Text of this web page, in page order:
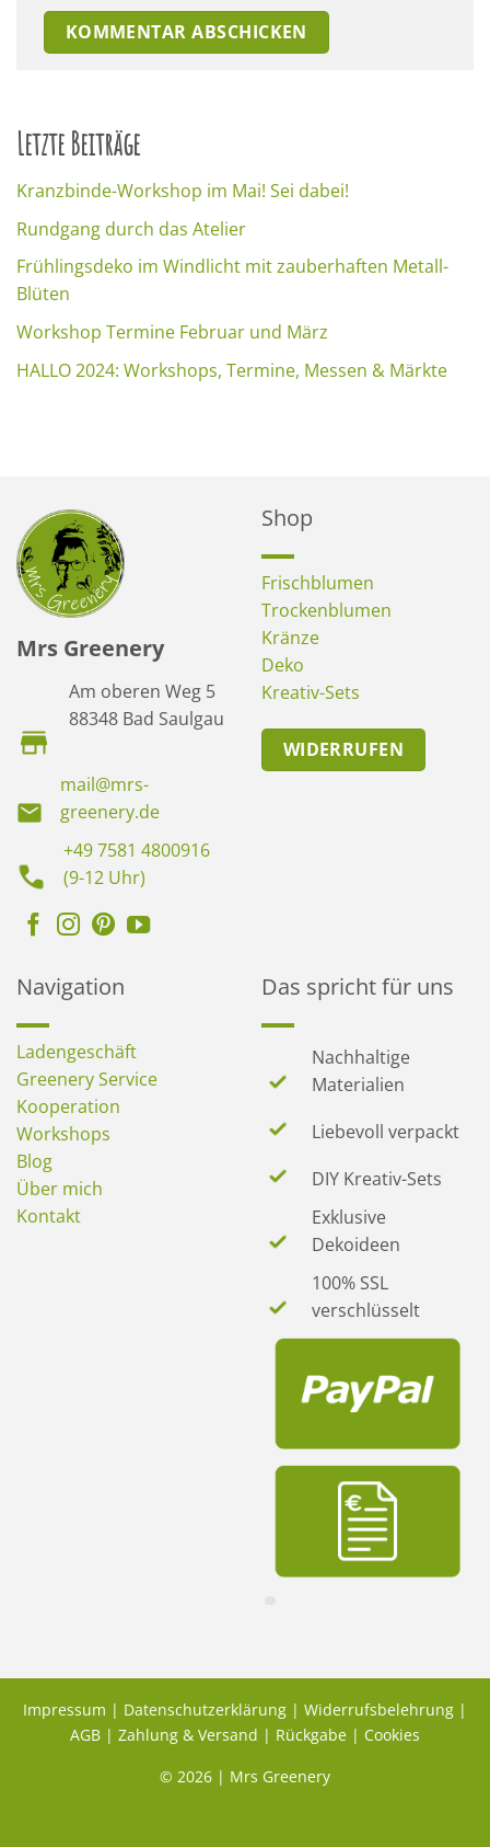
Letzte Beiträge
Kranzbinde-Workshop im Mai! Sei dabei!
Rundgang durch das Atelier
Frühlingsdeko im Windlicht mit zauberhaften Metall-
Blüten
Workshop Termine Februar und März
HALLO 2024: Workshops, Termine, Messen & Märkte
Mrs Greenery
Am oberen Weg 5
88348 Bad Saulgau
mail@mrs-
greenery.de
+49 7581 4800916
(9-12 Uhr)
Shop
Frischblumen
Trockenblumen
Kränze
Deko
Kreativ-Sets
WIDERRUFEN
Navigation
Ladengeschäft
Greenery Service
Kooperation
Workshops
Blog
Über mich
Kontakt
Das spricht für uns
Nachhaltige
Materialien
Liebevoll verpackt
DIY Kreativ-Sets
Exklusive
Dekoideen
100% SSL
verschlüsselt
Impressum | Datenschutzerklärung | Widerrufsbelehrung |
AGB | Zahlung & Versand | Rückgabe | Cookies
© 2026 | Mrs Greenery